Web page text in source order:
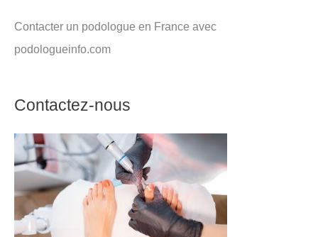
Contacter un podologue en France avec
podologueinfo.com
Contactez-nous